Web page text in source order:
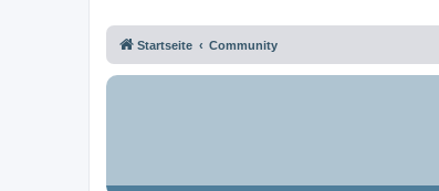
Startseite Community